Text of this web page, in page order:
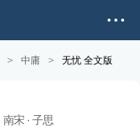
> 中庸 > 无忧 全文版
南宋 · 子思